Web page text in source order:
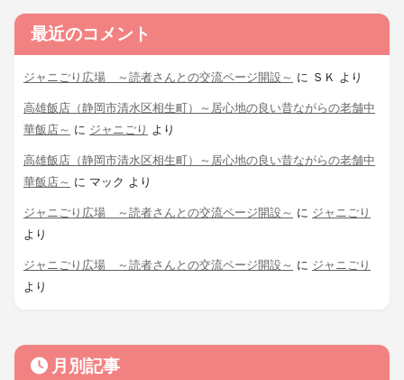
最近のコメント
ジャニごり広場 ～読者さんとの交流ページ開設～ に ＳＫ より
高雄飯店（静岡市清水区相生町）～居心地の良い昔ながらの老舗中
華飯店～ に ジャニごり より
高雄飯店（静岡市清水区相生町）～居心地の良い昔ながらの老舗中
華飯店～ に マック より
ジャニごり広場 ～読者さんとの交流ページ開設～ に ジャニごり
より
ジャニごり広場 ～読者さんとの交流ページ開設～ に ジャニごり
より
月別記事